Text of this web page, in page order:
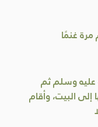
غنمًا
عليه وسلم ثم
البيت، وأقام